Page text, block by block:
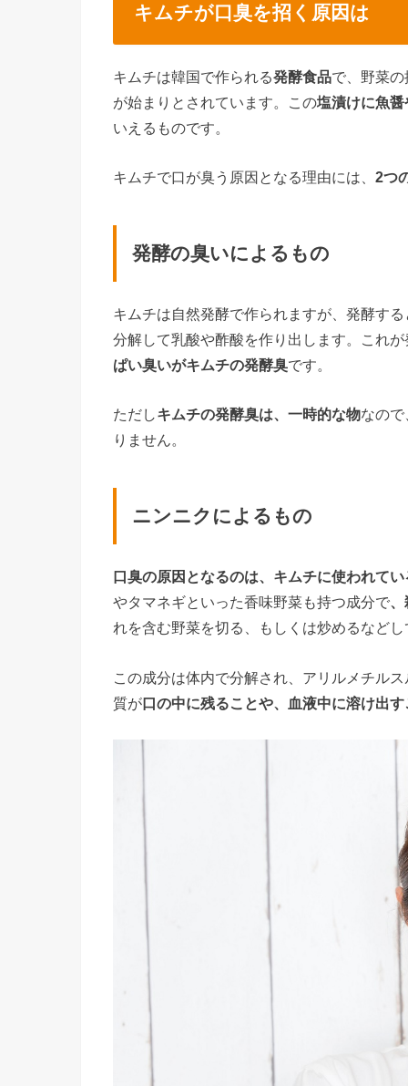
キムチが口臭を招く原因は
キムチは韓国で作られる発酵食品で、野菜
が始まりとされています。この塩漬けに魚
いえるものです。
キムチで口が臭う原因となる理由には、 2つ
発酵の臭いによるもの
キムチは自然発酵で作られますが、発酵す
分解して乳酸や酢酸を作り出します。これ
ぱい臭いがキムチの発酵臭です。
ただしキムチの発酵臭は、一時的な物なの
りません。
ニンニクによるもの
口臭の原因となるのは、キムチに使われて
やタマネギといった香味野菜も持つ成分で、
れを含む野菜を切る、もしくは炒めるなど
この成分は体内で分解され、アリルメチル
質が口の中に残ることや、血液中に溶け出